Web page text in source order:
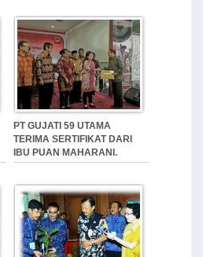
PT GUJATI 59 UTAMA
TERIMA SERTIFIKAT DARI
IBU PUAN MAHARANI.